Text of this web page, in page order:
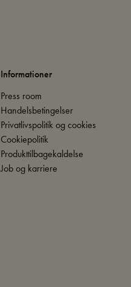
Informationer
Press room
Handelsbetingelser
Privatlivspolitik og cookies
Cookiepolitik
Produkttilbagekaldelse
Job og karriere